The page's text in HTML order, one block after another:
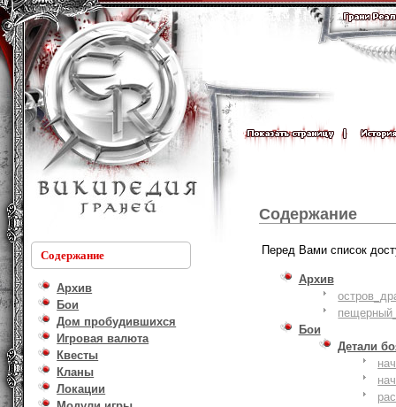
Содержание
Архив
Бои
Дом пробудившихся
Игровая валюта
Квесты
Кланы
Локации
Содержание
Перед Вами список
Архив
Бои
Детали